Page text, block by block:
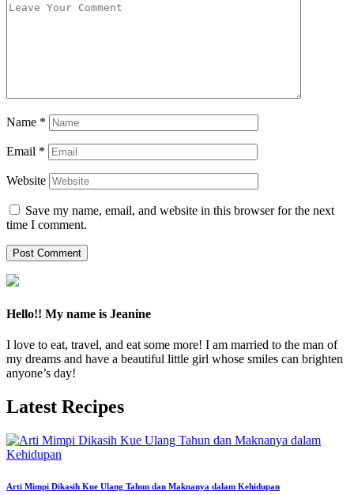
Name *
Email *
Website
Save my name, email, and website in this browser for the next
time I comment.
Hello!! My name is Jeanine
I love to eat, travel, and eat some more! I am married to the man of
my dreams and have a beautiful little girl whose smiles can brighten
anyone’s day!
Latest Recipes
Arti Mimpi Dikasih Kue Ulang Tahun dan Maknanya dalam Kehidupan